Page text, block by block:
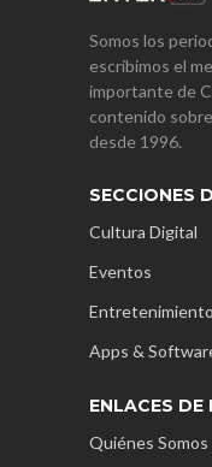
Somos los
escribimos el
importante de
contenido
desde 1996.
SECCIONES
Cultura Digital
Eventos
Entretenimiento
Apps &
ENLACES DE
Quiénes Somos